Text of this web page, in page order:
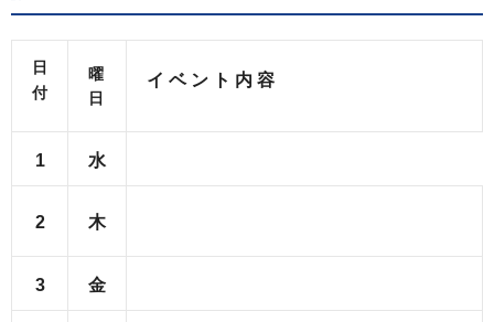
日
付
曜
日
イ ベ ン ト 内 容
1 水
2 木
3 金